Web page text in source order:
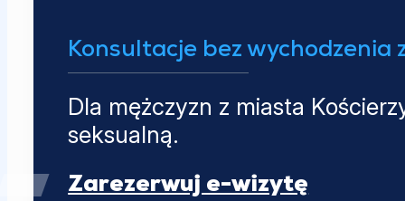
Konsultacje bez wychodzenia
Dla mężczyzn z miasta
seksualną.
Zarezerwuj e-wizytę